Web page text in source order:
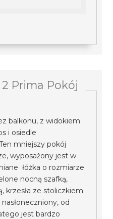
Prima Pokój
balkonu, z widokiem
i osiedle
mniejszy pokój
wyposażony jest w
łóżka o rozmiarze
nocną szafką,
krzesła ze stoliczkiem.
od
jest bardzo